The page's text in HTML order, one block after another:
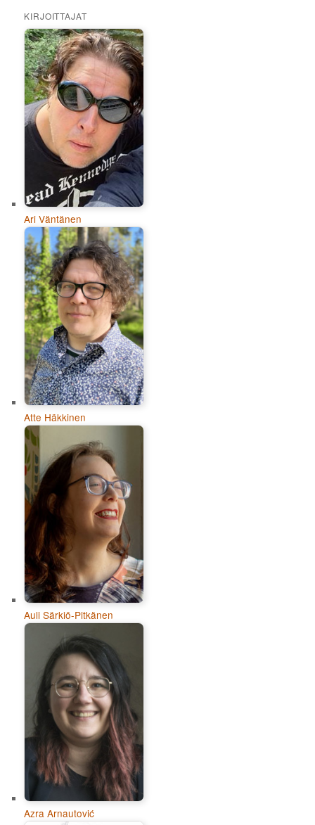
KIRJOITTAJAT
Ari Väntänen
Atte Häkkinen
Auli Särkiö-Pitkänen
Azra Arnautović